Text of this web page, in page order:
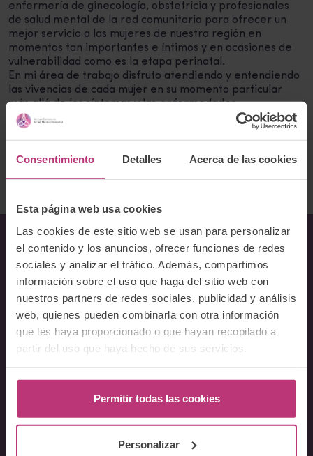
Consentimiento Detalles Acerca de las cookies
Esta página web usa cookies
Las cookies de este sitio web se usan para personalizar
el contenido y los anuncios, ofrecer funciones de redes
sociales y analizar el tráfico. Además, compartimos
información sobre el uso que haga del sitio web con
nuestros partners de redes sociales, publicidad y análisis
web, quienes pueden combinarla con otra información
que les haya proporcionado o que hayan recopilado a
partir del uso que haya hecho de sus servicios.
Permitir todas las cookies
Personalizar
enfermería de ginecología, obstetricia y profesionales
de salud mental de la red comunitaria para ofrecer un
mejor servicio a las mujeres de nuestra región en
momentos tan importantes e íntimos y en ocasiones de
vulnerabilidad como es la etapa perinatal.
En mi área de trabajo disfruto atendiendo y entendiendo
las vivencias de cada mujer en su momento particular
más allá de los síntomas y las enfermedades.
Correo electrónico:
Volver al listado
Sobre Nosotros
Acerca del Instituto
Equipo
Docentes
Preguntas frecuentes
Conferencia Neurociencia de la Lactancia y aplicaciones
Fundamentos en Salud Mental Perinatal